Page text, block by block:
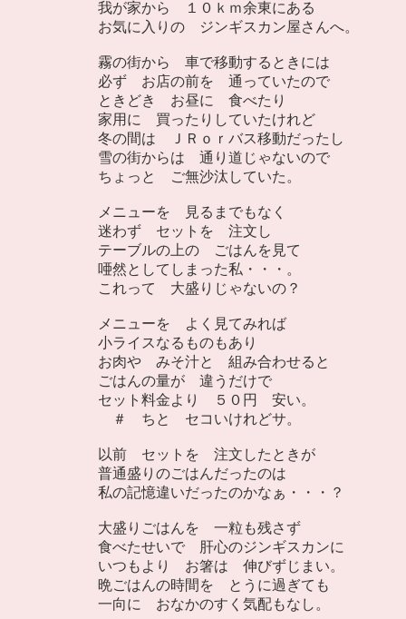
我が家から １０ｋｍ余東にある
お気に入りの ジンギスカン屋さんへ。
霧の街から 車で移動するときには
必ず お店の前を 通っていたので
ときどき お昼に 食べたり
家用に 買ったりしていたけれど
冬の間は ＪＲｏｒバス移動だったし
雪の街からは 通り道じゃないので
ちょっと ご無沙汰していた。
メニューを 見るまでもなく
迷わず セットを 注文し
テーブルの上の ごはんを見て
唖然としてしまった私・・・。
これって 大盛りじゃないの？
メニューを よく見てみれば
小ライスなるものもあり
お肉や みそ汁と 組み合わせると
ごはんの量が 違うだけで
セット料金より ５０円 安い。
＃ ちと セコいけれどサ。
以前 セットを 注文したときが
普通盛りのごはんだったのは
私の記憶違いだったのかなぁ・・・？
大盛りごはんを 一粒も残さず
食べたせいで 肝心のジンギスカンに
いつもより お箸は 伸びずじまい。
晩ごはんの時間を とうに過ぎても
一向に おなかのすく気配もなし。